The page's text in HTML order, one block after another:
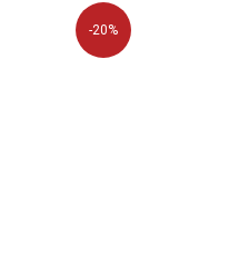
-20%